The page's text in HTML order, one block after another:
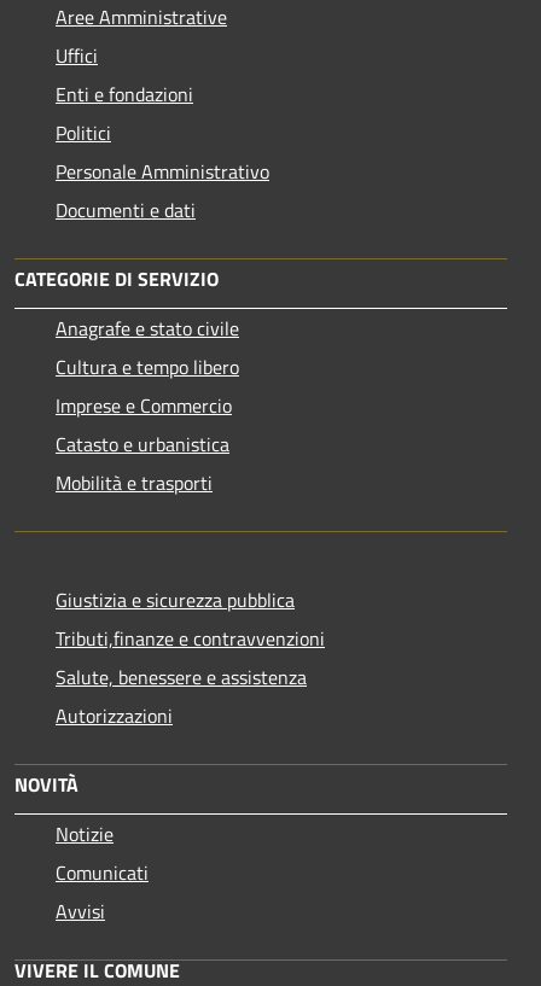
Aree Amministrative
Uffici
Enti e fondazioni
Politici
Personale Amministrativo
Documenti e dati
CATEGORIE DI SERVIZIO
Anagrafe e stato civile
Cultura e tempo libero
Imprese e Commercio
Catasto e urbanistica
Mobilità e trasporti
Giustizia e sicurezza pubblica
Tributi,finanze e contravvenzioni
Salute, benessere e assistenza
Autorizzazioni
NOVITÀ
Notizie
Comunicati
Avvisi
VIVERE IL COMUNE